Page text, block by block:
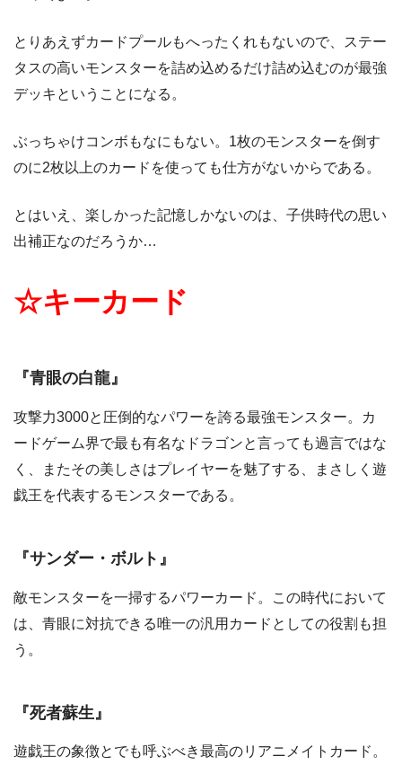
とりあえずカードプールもへったくれもないので、ステー
タスの高いモンスターを詰め込めるだけ詰め込むのが最強
デッキということになる。
ぶっちゃけコンボもなにもない。1枚のモンスターを倒す
のに2枚以上のカードを使っても仕方がないからである。
とはいえ、楽しかった記憶しかないのは、子供時代の思い
出補正なのだろうか…
☆キーカード
『青眼の白龍』
攻撃力3000と圧倒的なパワーを誇る最強モンスター。カ
ードゲーム界で最も有名なドラゴンと言っても過言ではな
く、またその美しさはプレイヤーを魅了する、まさしく遊
戯王を代表するモンスターである。
『サンダー・ボルト』
敵モンスターを一掃するパワーカード。この時代において
は、青眼に対抗できる唯一の汎用カードとしての役割も担
う。
『死者蘇生』
遊戯王の象徴とでも呼ぶべき最高のリアニメイトカード。